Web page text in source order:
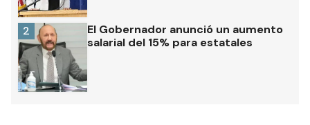
El Gobernador anunció un aumento
salarial del 15% para estatales
2